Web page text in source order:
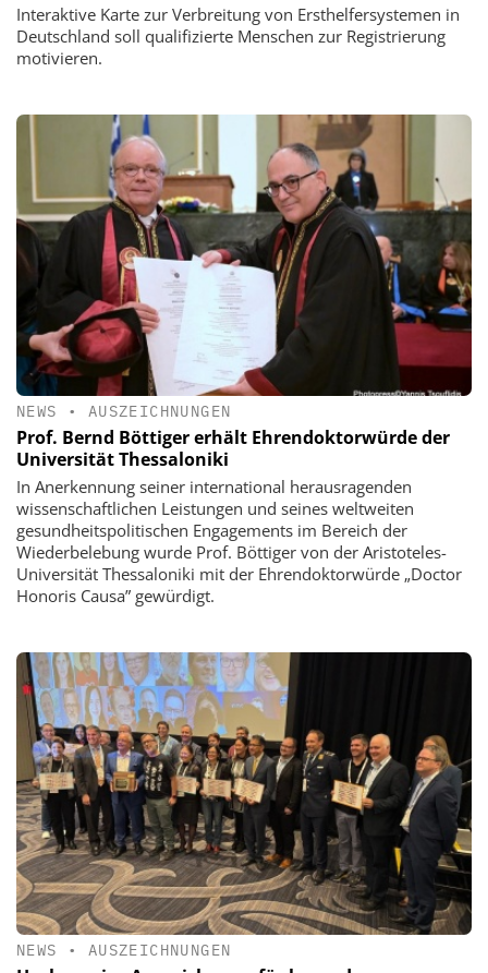
Interaktive Karte zur Verbreitung von Ersthelfersystemen in
Deutschland soll qualifizierte Menschen zur Registrierung
motivieren.
NEWS • AUSZEICHNUNGEN
Prof. Bernd Böttiger erhält Ehrendoktorwürde der
Universität Thessaloniki
In Anerkennung seiner international herausragenden
wissenschaftlichen Leistungen und seines weltweiten
gesundheitspolitischen Engagements im Bereich der
Wiederbelebung wurde Prof. Böttiger von der Aristoteles-
Universität Thessaloniki mit der Ehrendoktorwürde „Doctor
Honoris Causa” gewürdigt.
NEWS • AUSZEICHNUNGEN